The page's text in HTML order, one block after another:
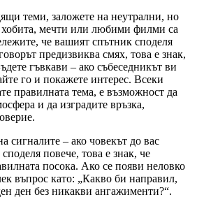
теми, заложете на неутрални, но
мечти или любими филми са
че вашият спътник споделя
предизвиква смях, това е знак,
гъвкави – ако събеседникът ви
го и покажете интерес. Всеки
правилната тема, е възможност да
и да изградите връзка,
сигналите – ако човекът до вас
повече, това е знак, че
посока. Ако се появи неловко
въпрос като: „Какво би направил,
ден без никакви ангажименти?“.